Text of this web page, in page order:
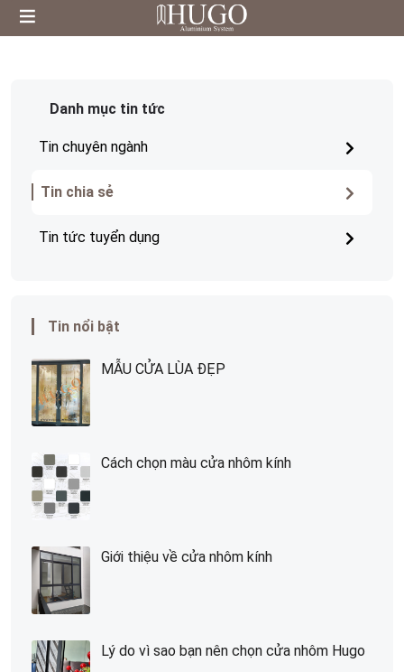
Danh mục tin tức
Tin chuyên ngành
Tin chia sẻ
Tin tức tuyển dụng
Tin nổi bật
MẪU CỬA LÙA ĐẸP
Cách chọn màu cửa nhôm kính
Giới thiệu về cửa nhôm kính
Lý do vì sao bạn nên chọn cửa nhôm Hugo